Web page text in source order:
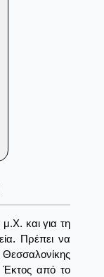
και για τη
Πρέπει να
Θεσσαλονίκης
Έκτος από το